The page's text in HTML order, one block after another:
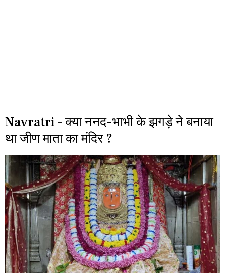
Navratri – क्या ननद-भाभी के झगड़े ने बनाया
था जीण माता का मंदिर ?